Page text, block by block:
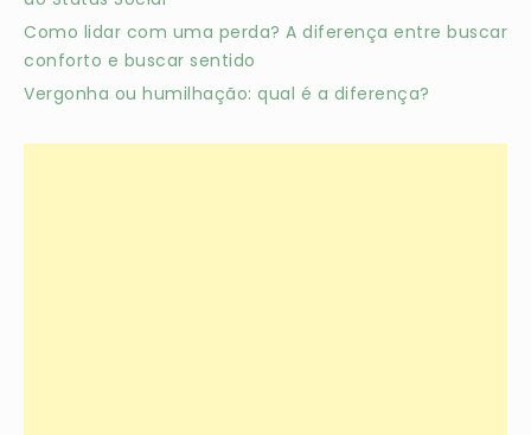
Como lidar com uma perda? A diferença entre buscar
conforto e buscar sentido
Vergonha ou humilhação: qual é a diferença?